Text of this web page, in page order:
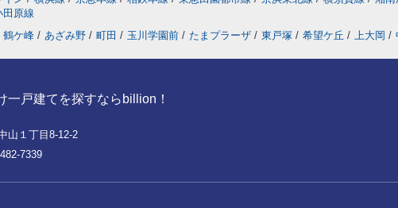
田原線
鶴ケ峰 / あざみ野 / 町田 / 玉川学園前 / たまプラーザ / 東戸塚 / 希望ケ丘 / 上大岡 /
一戸建てを探すならbillion！
山１丁目8-12-2
7339